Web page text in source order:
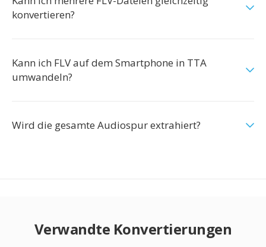
konvertieren?
Kann ich FLV auf dem Smartphone in TTA
umwandeln?
Wird die gesamte Audiospur extrahiert?
Verwandte Konvertierungen